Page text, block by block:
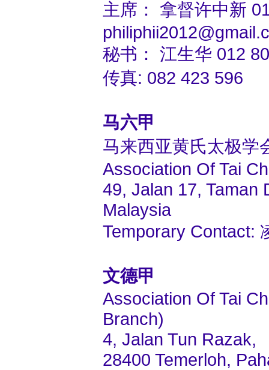
主席： 拿督许中新
秘书： 江生华 012
传真: 082 423 596
马六甲
马来西亚黄氏太极学
Association Of Tai
49, Jalan 17, Taman
Malaysia
Temporary Contact:
文德甲
Association Of Tai
Branch)
4, Jalan Tun Razak,
28400 Temerloh,